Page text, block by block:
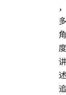
，
多
角
度
讲
述
追